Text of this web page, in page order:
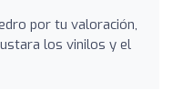
por tu valoración,
los vinilos y el